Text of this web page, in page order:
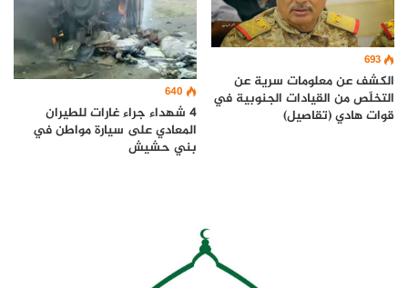
693
الكشف عن معلومات سرية عن
التخلّص من القيادات الجنوبية في
قوات هادي (تقاصيل)
640
4 شهداء جراء غارات للطيران
المعادي على سيارة مواطن في
بني حشيش